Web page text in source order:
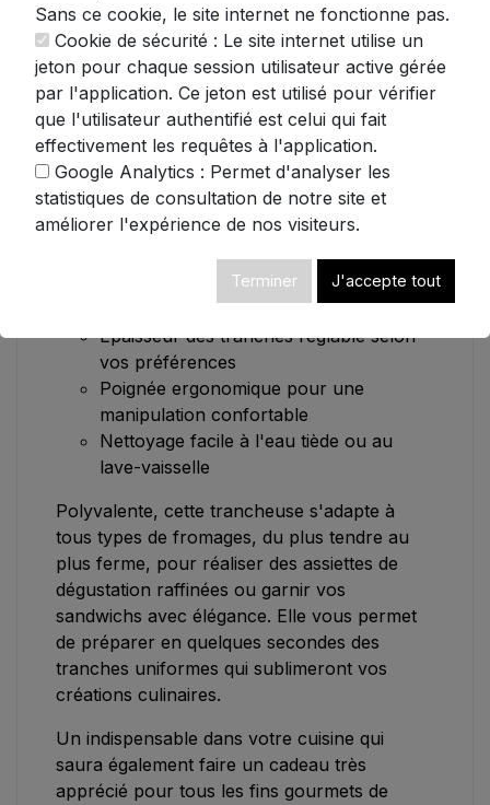
acier inoxydable 304. Sa conception
ingénieuse permet d'ajuster librement
l'épaisseur des tranches selon vos besoins,
pour des résultats toujours impeccables.
Caractéristiques principales :
Construction intégrale en métal pour
une durabilité exceptionnelle
Fil tranchant en acier inoxydable 304
pour des coupes nettes
3 fils de rechange inclus pour une
longévité accrue
Épaisseur des tranches réglable selon
vos préférences
Poignée ergonomique pour une
manipulation confortable
Nettoyage facile à l'eau tiède ou au
lave-vaisselle
Polyvalente, cette trancheuse s'adapte à
tous types de fromages, du plus tendre au
plus ferme, pour réaliser des assiettes de
dégustation raffinées ou garnir vos
sandwichs avec élégance. Elle vous permet
de préparer en quelques secondes des
tranches uniformes qui sublimeront vos
créations culinaires.
Un indispensable dans votre cuisine qui
saura également faire un cadeau très
apprécié pour tous les fins gourmets de
Sans ce cookie, le site internet ne fonctionne pas.
Cookie de sécurité : Le site internet utilise un
jeton pour chaque session utilisateur active gérée
par l'application. Ce jeton est utilisé pour vérifier
que l'utilisateur authentifié est celui qui fait
effectivement les requêtes à l'application.
Google Analytics : Permet d'analyser les
statistiques de consultation de notre site et
améliorer l'expérience de nos visiteurs.
Terminer J'accepte tout